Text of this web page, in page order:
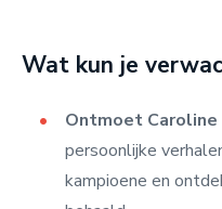
Wat kun je
Ontmoet
persoonlijke
kampioene en